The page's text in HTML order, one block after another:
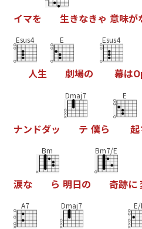
イマを 生きなきゃ 意味が
Esus4
人生
E
劇場の
Esus4
幕はO
ナン ドダッ
Dmaj7
テ 僕ら
E
起
涙な
Bm
ら 明日の
Bm7/E
奇跡に
A7 Dmaj7 E/